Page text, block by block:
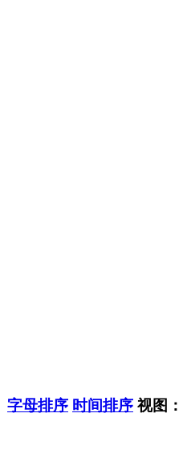
字母排序 时间排序 视图：